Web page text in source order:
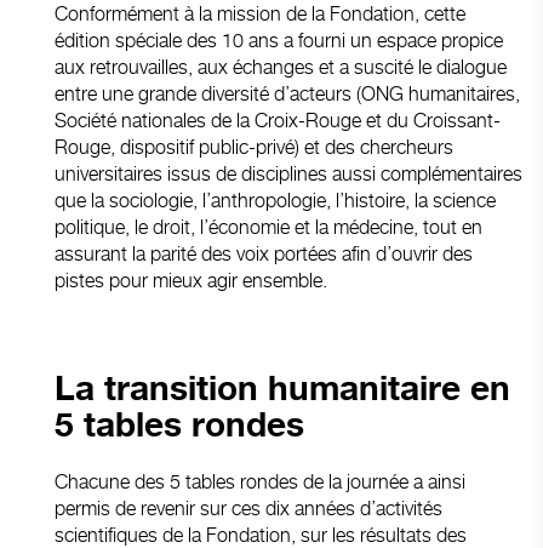
Conformément à la mission de la Fondation, cette
édition spéciale des 10 ans a fourni un espace propice
aux retrouvailles, aux échanges et a suscité le dialogue
entre une grande diversité d’acteurs (ONG humanitaires,
Société nationales de la Croix-Rouge et du Croissant-
Rouge, dispositif public-privé) et des chercheurs
universitaires issus de disciplines aussi complémentaires
que la sociologie, l’anthropologie, l’histoire, la science
politique, le droit, l’économie et la médecine, tout en
assurant la parité des voix portées afin d’ouvrir des
pistes pour mieux agir ensemble.
La transition humanitaire en
5 tables rondes
Chacune des 5 tables rondes de la journée a ainsi
permis de revenir sur ces dix années d’activités
scientifiques de la Fondation, sur les résultats des